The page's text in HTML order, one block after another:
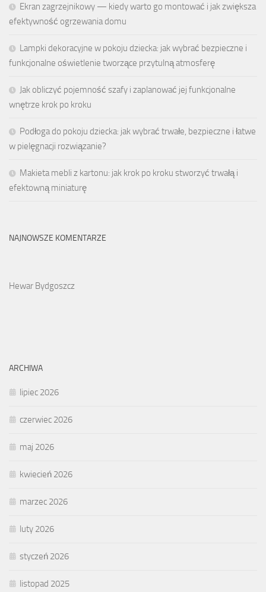
Ekran zagrzejnikowy — kiedy warto go montować i jak zwiększa
efektywność ogrzewania domu
Lampki dekoracyjne w pokoju dziecka: jak wybrać bezpieczne i
funkcjonalne oświetlenie tworzące przytulną atmosferę
Jak obliczyć pojemność szafy i zaplanować jej funkcjonalne
wnętrze krok po kroku
Podłoga do pokoju dziecka: jak wybrać trwałe, bezpieczne i łatwe
w pielęgnacji rozwiązanie?
Makieta mebli z kartonu: jak krok po kroku stworzyć trwałą i
efektowną miniaturę
NAJNOWSZE KOMENTARZE
Hewar Bydgoszcz
ARCHIWA
lipiec 2026
czerwiec 2026
maj 2026
kwiecień 2026
marzec 2026
luty 2026
styczeń 2026
listopad 2025